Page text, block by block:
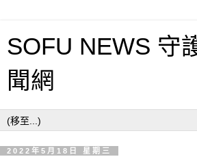
SOFU NEWS 守
聞網
2022年5月18日 星期三